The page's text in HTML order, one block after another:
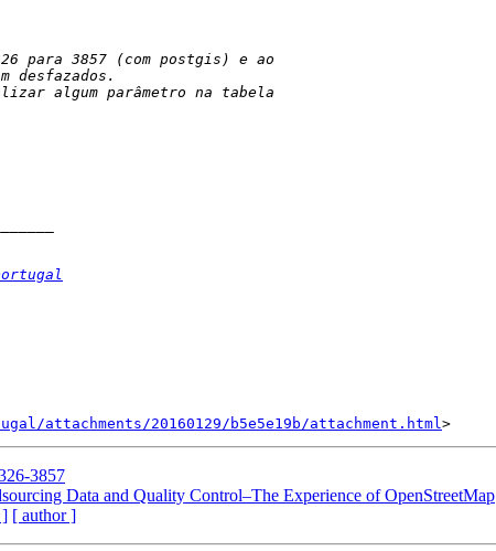
attachments/20160129/b5e5e19b/attachment.html
3857
Data and Quality Control–The Experience of OpenStreetMap
] [ author ]